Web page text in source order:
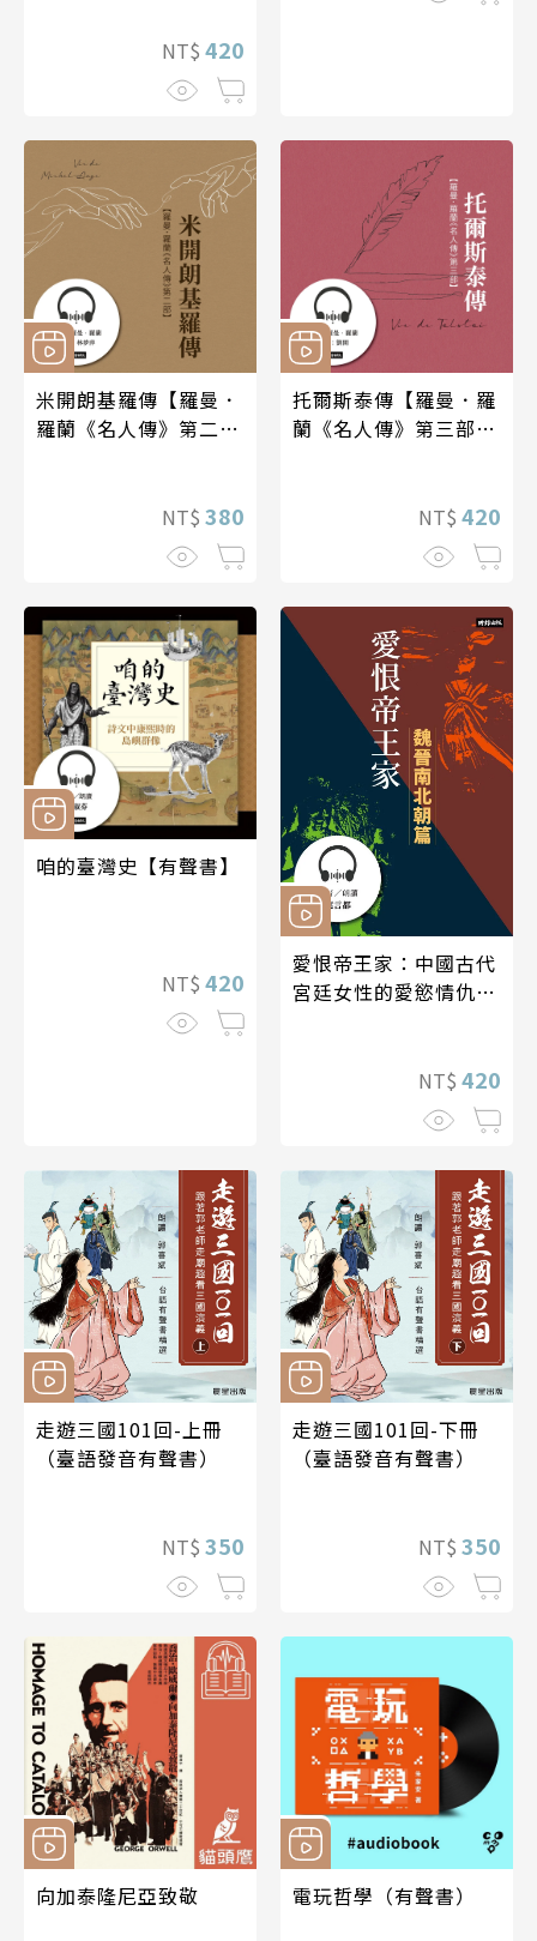
NT$ 420
米開朗基羅傳【羅曼．
羅蘭《名人傳》第二
NT$ 380
托爾斯泰傳【羅曼．羅
蘭《名人傳》第三部】
NT$ 420
咱的臺灣史【有聲書】
NT$ 420
愛恨帝王家：中國古代
宮廷女性的愛慾情仇
NT$ 420
走遊三國101回-上冊
（臺語發音有聲書）
NT$ 350
走遊三國101回-下冊
（臺語發音有聲書）
NT$ 350
向加泰隆尼亞致敬 電玩哲學（有聲書）